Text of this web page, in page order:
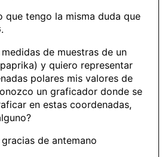
que tengo la misma duda que
de muestras de un
y quiero representar
polares mis valores de
un graficador donde se
en estas coordenadas,
de antemano